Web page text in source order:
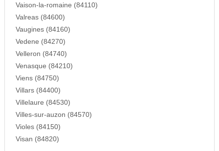
Vaison-la-romaine (84110)
Valreas (84600)
Vaugines (84160)
Vedene (84270)
Velleron (84740)
Venasque (84210)
Viens (84750)
Villars (84400)
Villelaure (84530)
Villes-sur-auzon (84570)
Violes (84150)
Visan (84820)